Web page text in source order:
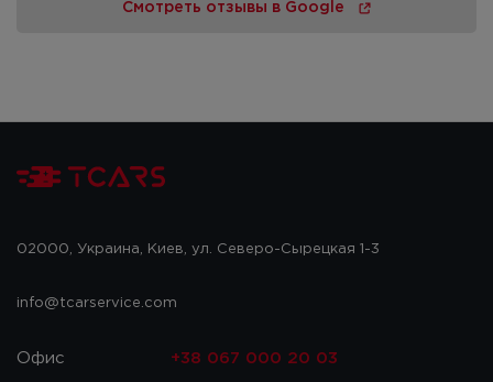
Смотреть отзывы в Google
02000, Украина, Киев, ул. Северо-Сырецкая 1-3
info@tcarservice.com
Офис +38 067 000 20 03